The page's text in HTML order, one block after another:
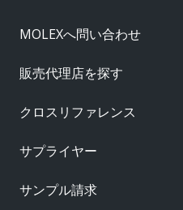
MOLEXへ問い合わせ
販売代理店を探す
クロスリファレンス
サプライヤー
サンプル請求